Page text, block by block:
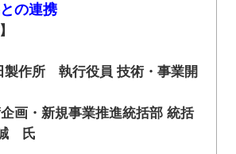
の連携
製作所 執行役員 技術・事業開
新規事業推進統括部 統括
氏